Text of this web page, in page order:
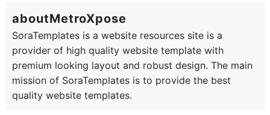
aboutMetroXpose
SoraTemplates is a website resources site is a
provider of high quality website template with
premium looking layout and robust design. The main
mission of SoraTemplates is to provide the best
quality website templates.